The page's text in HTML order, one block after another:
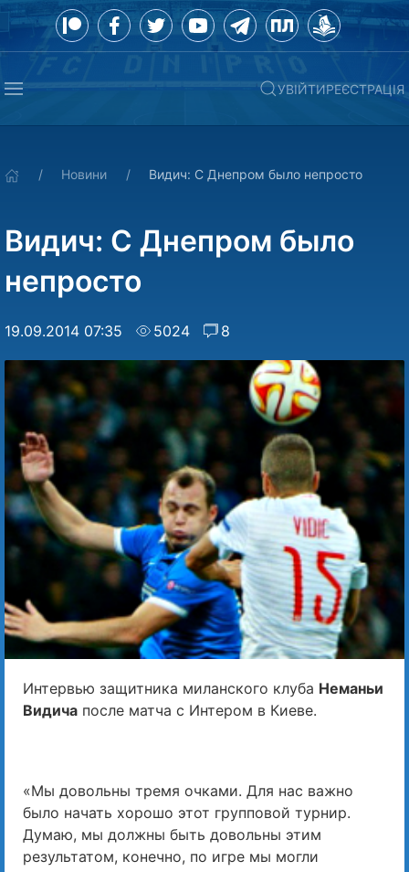
УВІЙТИРЕЄСТРАЦІЯ
Новини Видич: С Днепром было непросто
Видич: С Днепром было
непросто
19.09.2014 07:35 5024 8
Интервью защитника миланского клуба Неманьи
Видича после матча с Интером в Киеве.
«Мы довольны тремя очками. Для нас важно
было начать хорошо этот групповой турнир.
Думаю, мы должны быть довольны этим
результатом, конечно, по игре мы могли